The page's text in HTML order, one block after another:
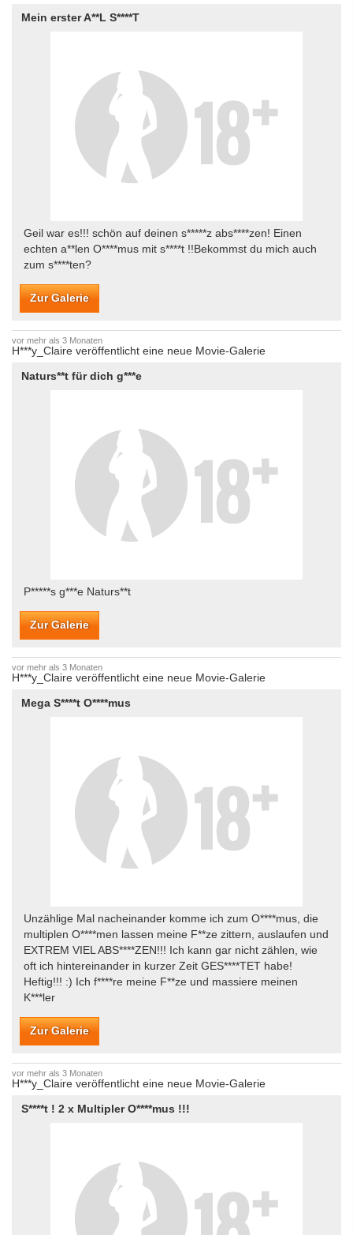
Mein erster A**L S****T
Geil war es!!! schön auf deinen s*****z abs****zen! Einen
echten a**len O****mus mit s****t !!Bekommst du mich auch
zum s****ten?
Zur Galerie
vor mehr als 3 Monaten
H***y_Claire veröffentlicht eine neue Movie-Galerie
Naturs**t für dich g***e
P*****s g***e Naturs**t
Zur Galerie
vor mehr als 3 Monaten
H***y_Claire veröffentlicht eine neue Movie-Galerie
Mega S****t O****mus
Unzählige Mal nacheinander komme ich zum O****mus, die
multiplen O****men lassen meine F**ze zittern, auslaufen und
EXTREM VIEL ABS****ZEN!!! Ich kann gar nicht zählen, wie
oft ich hintereinander in kurzer Zeit GES****TET habe!
Heftig!!! :) Ich f****re meine F**ze und massiere meinen
K***ler
Zur Galerie
vor mehr als 3 Monaten
H***y_Claire veröffentlicht eine neue Movie-Galerie
S****t ! 2 x Multipler O****mus !!!